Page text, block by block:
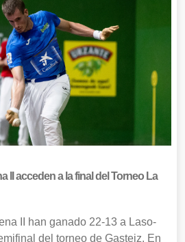
II acceden a la final del Torneo La
II han ganado 22-13 a Laso-
del torneo de Gasteiz. En